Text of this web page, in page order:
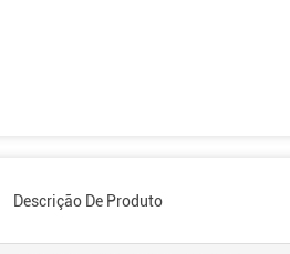
Descrição De Produto